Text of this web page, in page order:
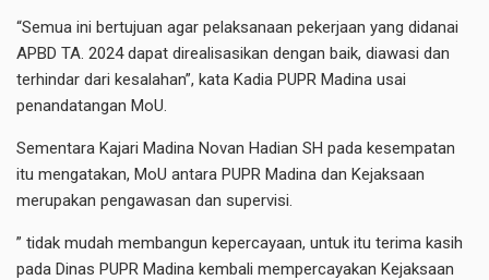
“Semua ini bertujuan agar pelaksanaan pekerjaan yang didanai
APBD TA. 2024 dapat direalisasikan dengan baik, diawasi dan
terhindar dari kesalahan”, kata Kadia PUPR Madina usai
penandatangan MoU.
Sementara Kajari Madina Novan Hadian SH pada kesempatan
itu mengatakan, MoU antara PUPR Madina dan Kejaksaan
merupakan pengawasan dan supervisi.
” tidak mudah membangun kepercayaan, untuk itu terima kasih
pada Dinas PUPR Madina kembali mempercayakan Kejaksaan